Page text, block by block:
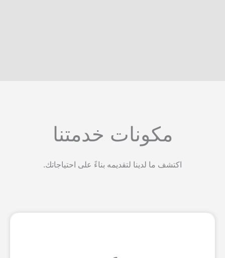
مكونات خدمتنا
اكتشف ما لدينا لتقديمه بناءً على احتياجاتك.